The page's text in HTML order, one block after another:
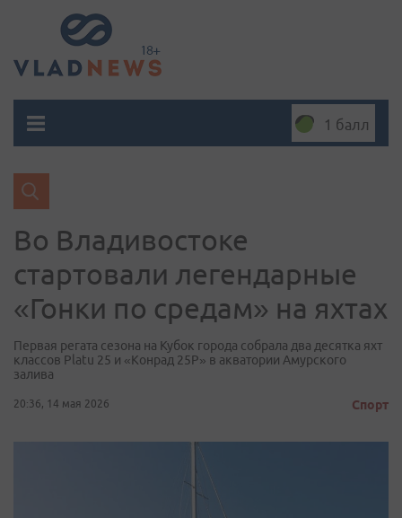
1 балл
Во Владивостоке
стартовали легендарные
«Гонки по средам» на яхтах
Первая регата сезона на Кубок города собрала два десятка яхт
классов Platu 25 и «Конрад 25Р» в акватории Амурского
залива
20:36, 14 мая 2026 Спорт